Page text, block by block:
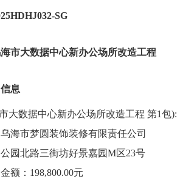
SG
市大数据中心新办公场所改造工程
息
大数据中心新办公场所改造工程 第1包):
海市梦圆装饰装修有限责任公司
园北路三街坊好景嘉园M区23号
额：198,800.00元